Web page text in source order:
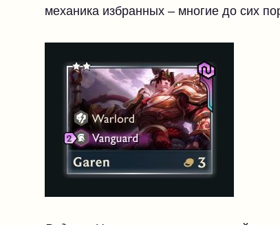
механика избранных – многие до сих